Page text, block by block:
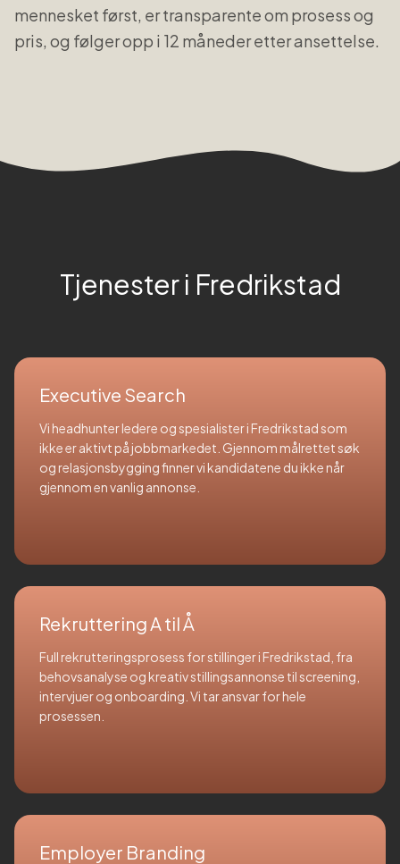
mennesket først, er transparente om prosess og
pris, og følger opp i 12 måneder etter ansettelse.
Tjenester i Fredrikstad
Executive Search
Vi headhunter ledere og spesialister i Fredrikstad som
ikke er aktivt på jobbmarkedet. Gjennom målrettet søk
og relasjonsbygging finner vi kandidatene du ikke når
gjennom en vanlig annonse.
Rekruttering A til Å
Full rekrutteringsprosess for stillinger i Fredrikstad, fra
behovsanalyse og kreativ stillingsannonse til screening,
intervjuer og onboarding. Vi tar ansvar for hele
prosessen.
Employer Branding